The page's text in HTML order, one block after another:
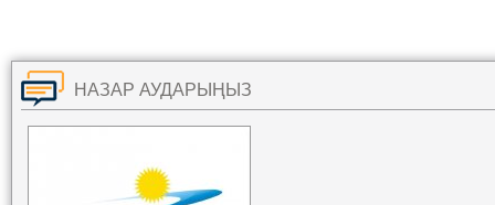
НАЗАР АУДАРЫҢЫЗ